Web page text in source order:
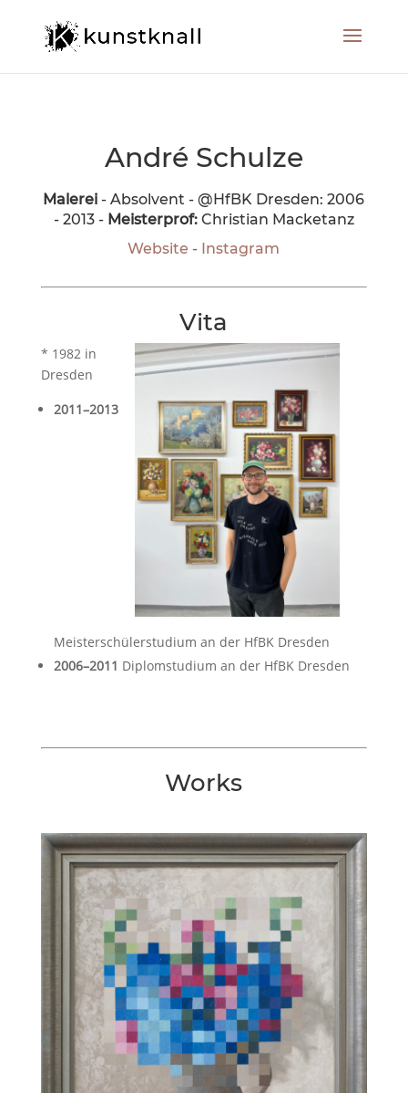
André Schulze
Malerei - Absolvent - @HfBK Dresden: 2006
- 2013 - Meisterprof:Christian Macketanz
Website - Instagram
Vita
* 1982 in
Dresden
2011–2013
Meisterschülerstudium an der HfBK Dresden
2006–2011 Diplomstudium an der HfBK Dresden
Works